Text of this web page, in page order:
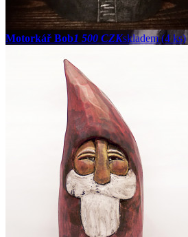
Motorkář Bob1 500 CZKskladem (4 ks)